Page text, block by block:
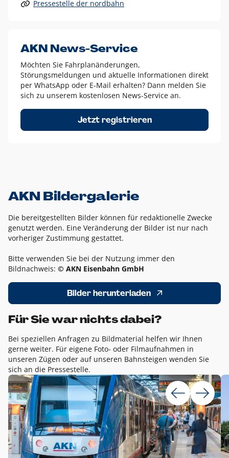
Alle anderen Logo-Varianten dürfen nur in Ausnahmefällen
Diese Ausnahmen sind zum Beispiel:
dem AKN Blau,
weißes Logo auf Fotohintergründen,
schwarzes Logo für reine Schwarz-Weiß-Umsetzungen
Um das Logo herum muss ein Schutzraum von jeweils einer
Höhe bzw. Breite des N aus AKN in alle Richtungen
Pressestelle der nordbahn
AKN News-Service
Möchten Sie Fahrplanänderungen,
Störungsmeldungen und aktuelle Informationen direkt
per WhatsApp oder E-Mail erhalten? Dann melden Sie
sich zu unserem kostenlosen News-Service an.
Jetzt registrieren
AKN Bildergalerie
Die bereitgestellten Bilder können für redaktionelle Zwecke
genutzt werden. Eine Veränderung der Bilder ist nur nach
vorheriger Zustimmung gestattet.
Bitte verwenden Sie bei der Nutzung immer den
Bildnachweis: © AKN Eisenbahn GmbH
Bilder herunterladen
Für Sie war nichts dabei?
Bei speziellen Anfragen zu Bildmaterial helfen wir Ihnen
gerne weiter. Für eigene Foto- oder Filmaufnahmen in
unseren Zügen oder auf unseren Bahnsteigen wenden Sie
sich an die Pressestelle.